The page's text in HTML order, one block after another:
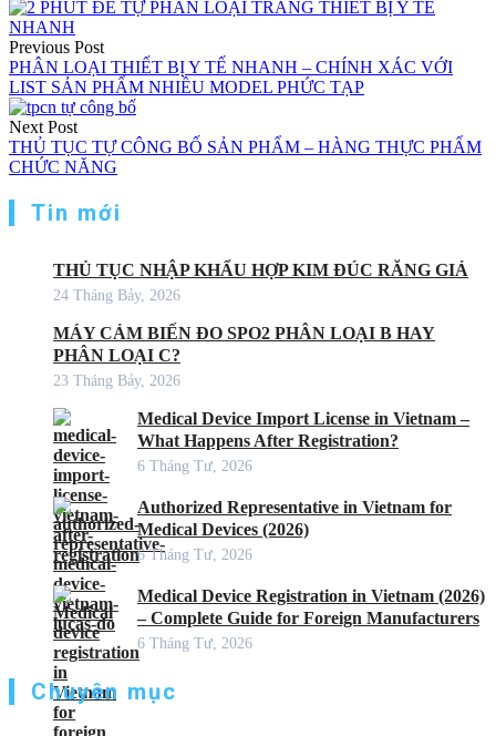
Previous Post
PHÂN LOẠI THIẾT BỊ Y TẾ NHANH – CHÍNH XÁC VỚI
LIST SẢN PHẨM NHIỀU MODEL PHỨC TẠP
Next Post
THỦ TỤC TỰ CÔNG BỐ SẢN PHẨM – HÀNG THỰC PHẨM
CHỨC NĂNG
Tin mới
THỦ TỤC NHẬP KHẨU HỢP KIM ĐÚC RĂNG GIẢ
24 Tháng Bảy, 2026
MÁY CẢM BIẾN ĐO SPO2 PHÂN LOẠI B HAY
PHÂN LOẠI C?
23 Tháng Bảy, 2026
Medical Device Import License in Vietnam –
What Happens After Registration?
6 Tháng Tư, 2026
Authorized Representative in Vietnam for
Medical Devices (2026)
6 Tháng Tư, 2026
Medical Device Registration in Vietnam (2026)
– Complete Guide for Foreign Manufacturers
6 Tháng Tư, 2026
Chuyên mục